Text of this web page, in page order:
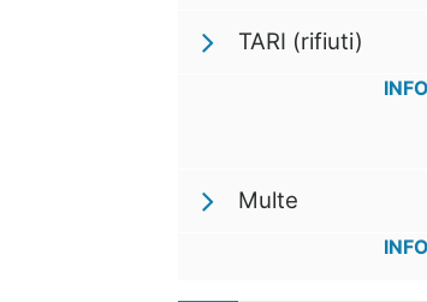
TARI (rifiuti)
Multe